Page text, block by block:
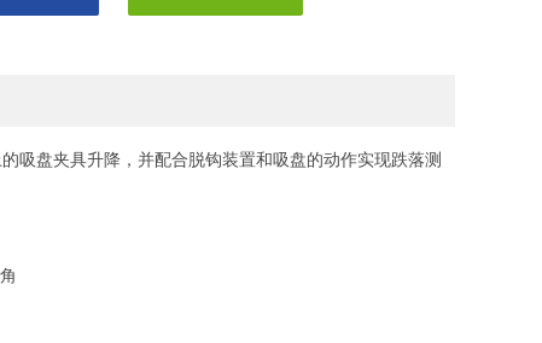
吸盘夹具升降，并配合脱钩装置和吸盘的动作实现跌落测